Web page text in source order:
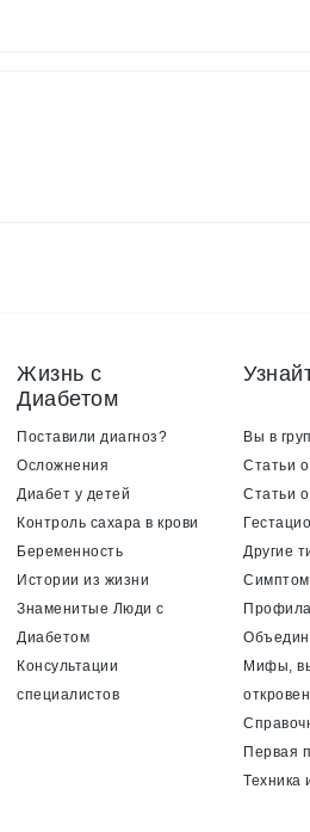
Жизнь с
Диабетом
Поставили диагноз?
Осложнения
Диабет у детей
Контроль сахара в крови
Беременность
Истории из жизни
Знаменитые Люди с
Диабетом
Консультации
специалистов
Вы в
Статьи
Статьи
Другие
Мифы,
Первая
Техника